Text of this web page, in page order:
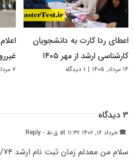
اعطای ردا کارت به دانشجویان
کارشناسی ارشد از مهر ۱۴۰۵
۱۴ مرداد, ۱۴۰۵ | ۱ دیدگاه ۷ مرداد, ۱۴۰۵
۳ دیدگاه
🙈خرداد ۱۶, ۱۴۰۲ at ۱۱:۳۲ ق٫ظ - Reply